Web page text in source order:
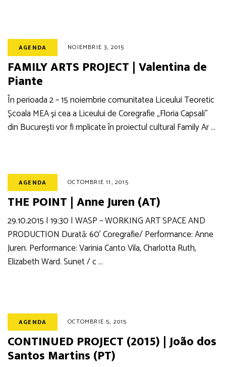
AGENDA NOIEMBRIE 3, 2015
FAMILY ARTS PROJECT | Valentina de
Piante
În perioada 2 – 15 noiembrie comunitatea Liceului Teoretic
Școala MEA și cea a Liceului de Coregrafie „Floria Capsali”
din București vor fi mplicate în proiectul cultural Family Ar …
AGENDA OCTOMBRIE 11, 2015
THE POINT | Anne Juren (AT)
29.10.2015 | 19:30 | WASP – WORKING ART SPACE AND
PRODUCTION Durată: 60’ Coregrafie/ Performance: Anne
Juren. Performance: Varinia Canto Vila, Charlotta Ruth,
Elizabeth Ward. Sunet / c …
AGENDA OCTOMBRIE 5, 2015
CONTINUED PROJECT (2015) | João dos
Santos Martins (PT)